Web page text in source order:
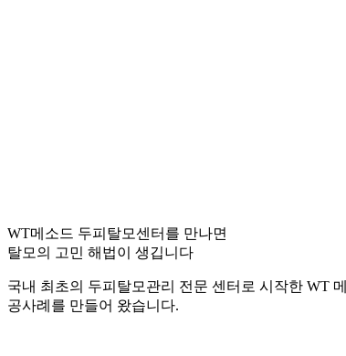
WT메소드 두피탈모센터를 만나면
탈모의 고민 해법이 생깁니다
국내 최초의 두피탈모관리 전문 센터로 시작한 WT
공사례를 만들어 왔습니다.